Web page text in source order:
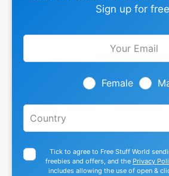
Sign up for
Leave
Female
Tick to agree to Free Stuff World
freebies and offers, and the Privacy
includes allowing the use of open &